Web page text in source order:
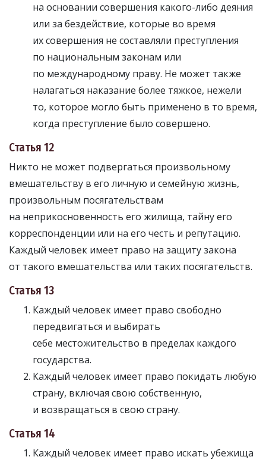
на основании совершения какого-либо деяния
или за бездействие, которые во время
их совершения не составляли преступления
по национальным законам или
по международному праву. Не может также
налагаться наказание более тяжкое, нежели
то, которое могло быть применено в то время,
когда преступление было совершено.
Статья 12
Никто не может подвергаться произвольному
вмешательству в его личную и семейную жизнь,
произвольным посягательствам
на неприкосновенность его жилища, тайну его
корреспонденции или на его честь и репутацию.
Каждый человек имеет право на защиту закона
от такого вмешательства или таких посягательств.
Статья 13
Каждый человек имеет право свободно
передвигаться и выбирать
себе местожительство в пределах каждого
государства.
Каждый человек имеет право покидать любую
страну, включая свою собственную,
и возвращаться в свою страну.
Статья 14
Каждый человек имеет право искать убежища